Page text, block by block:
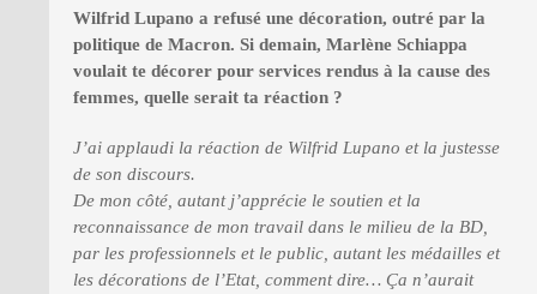
Wilfrid Lupano a refusé une décoration, outré par la
politique de Macron. Si demain, Marlène Schiappa
voulait te décorer pour services rendus à la cause des
femmes, quelle serait ta réaction ?
J’ai applaudi la réaction de Wilfrid Lupano et la justesse
de son discours.
De mon côté, autant j’apprécie le soutien et la
reconnaissance de mon travail dans le milieu de la BD,
par les professionnels et le public, autant les médailles et
les décorations de l’Etat, comment dire… Ça n’aurait